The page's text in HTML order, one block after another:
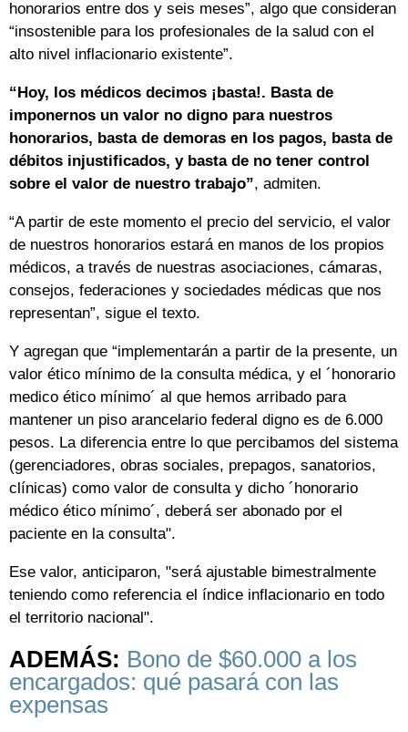
honorarios entre dos y seis meses”, algo que consideran
“insostenible para los profesionales de la salud con el
alto nivel inflacionario existente”.
“Hoy, los médicos decimos ¡basta!. Basta de
imponernos un valor no digno para nuestros
honorarios, basta de demoras en los pagos, basta de
débitos injustificados, y basta de no tener control
sobre el valor de nuestro trabajo”, admiten.
“A partir de este momento el precio del servicio, el valor
de nuestros honorarios estará en manos de los propios
médicos, a través de nuestras asociaciones, cámaras,
consejos, federaciones y sociedades médicas que nos
representan”, sigue el texto.
Y agregan que “implementarán a partir de la presente, un
valor ético mínimo de la consulta médica, y el ´honorario
medico ético mínimo´ al que hemos arribado para
mantener un piso arancelario federal digno es de 6.000
pesos. La diferencia entre lo que percibamos del sistema
(gerenciadores, obras sociales, prepagos, sanatorios,
clínicas) como valor de consulta y dicho ´honorario
médico ético mínimo´, deberá ser abonado por el
paciente en la consulta".
Ese valor, anticiparon, "será ajustable bimestralmente
teniendo como referencia el índice inflacionario en todo
el territorio nacional".
ADEMÁS: Bono de $60.000 a los
encargados: qué pasará con las
expensas